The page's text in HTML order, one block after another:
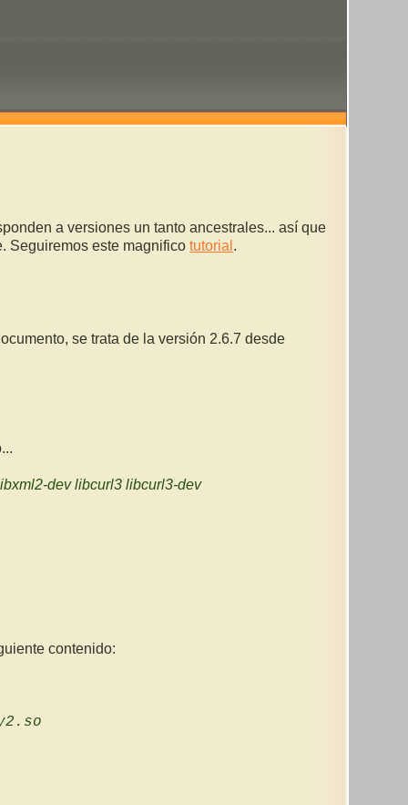
a versiones un tanto ancestrales... así que
Seguiremos este magnificotutorial .
se trata de la versión 2.6.7 desde
dev libcurl3 libcurl3-dev
contenido: